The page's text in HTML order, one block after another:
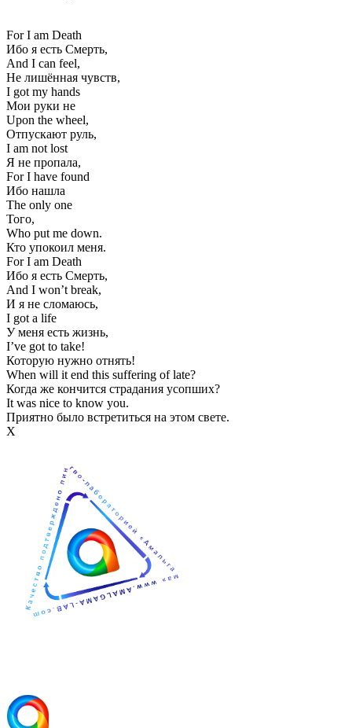
For I am Death
Ибо я есть Смерть,
And I can feel,
Не лишённая чувств,
I got my hands
Мои руки не
Upon the wheel,
Отпускают руль,
I am not lost
Я не пропала,
For I have found
Ибо нашла
The only one
Того,
Who put me down.
Кто упокоил меня.
For I am Death
Ибо я есть Смерть,
And I won’t break,
И я не сломаюсь,
I got a life
У меня есть жизнь,
I’ve got to take!
Которую нужно отнять!
When will it end this suffering of late?
Когда же кончится страдания усопших?
It was nice to know you.
Приятно было встретиться на этом свете.
Х